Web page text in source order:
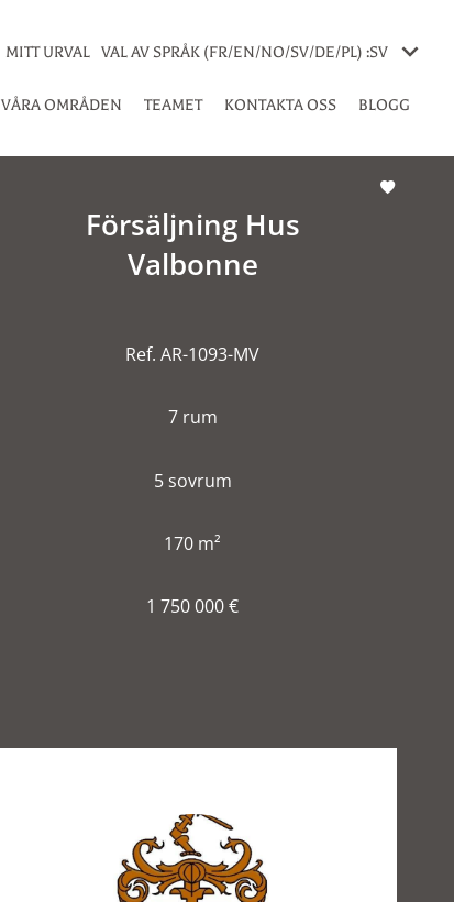
MITT URVAL VAL AV SPRÅK (FR/EN/NO/SV/DE/PL) :SV
VÅRA OMRÅDEN TEAMET KONTAKTA OSS BLOGG
Försäljning Hus
Valbonne
Ref. AR-1093-MV
7 rum
5 sovrum
170 m²
1 750 000 €